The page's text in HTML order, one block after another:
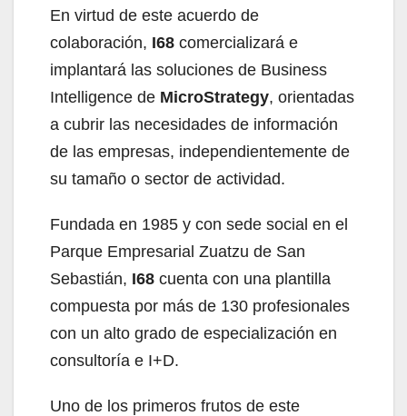
En virtud de este acuerdo de
colaboración, I68 comercializará e
implantará las soluciones de Business
Intelligence de MicroStrategy, orientadas
a cubrir las necesidades de información
de las empresas, independientemente de
su tamaño o sector de actividad.
Fundada en 1985 y con sede social en el
Parque Empresarial Zuatzu de San
Sebastián, I68 cuenta con una plantilla
compuesta por más de 130 profesionales
con un alto grado de especialización en
consultoría e I+D.
Uno de los primeros frutos de este